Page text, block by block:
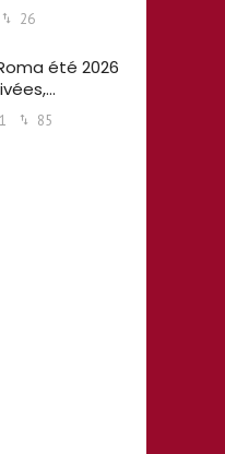
26
été 2026
85